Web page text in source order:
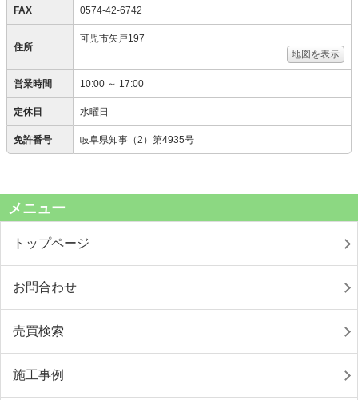
FAX 0574-42-6742
住所
可児市矢戸197
地図を表示
営業時間 10:00 ～ 17:00
定休日 水曜日
免許番号 岐阜県知事（2）第4935号
メニュー
トップページ
お問合わせ
売買検索
施工事例